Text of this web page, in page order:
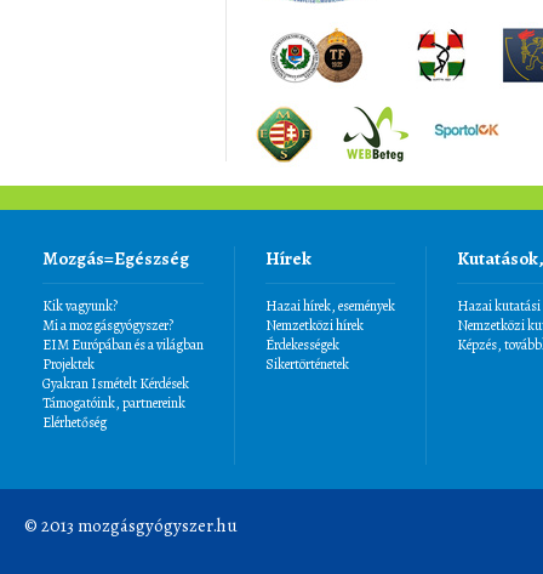
Mozgás=Egészség
Kik vagyunk?
Mi a mozgásgyógyszer?
EIM Európában és a világban
Projektek
Gyakran Ismételt Kérdések
Támogatóink, partnereink
Elérhetőség
Hírek
Hazai hírek, események
Nemzetközi hírek
Érdekességek
Sikertörténetek
Hazai kutatási
Nemzetközi
Képzés,
© 2013 mozgásgyógyszer.hu